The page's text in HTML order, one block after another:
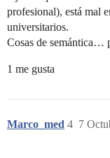
profesional), está mal
universitarios.
Cosas de semántica…
1 me gusta
Marco_med 7
4